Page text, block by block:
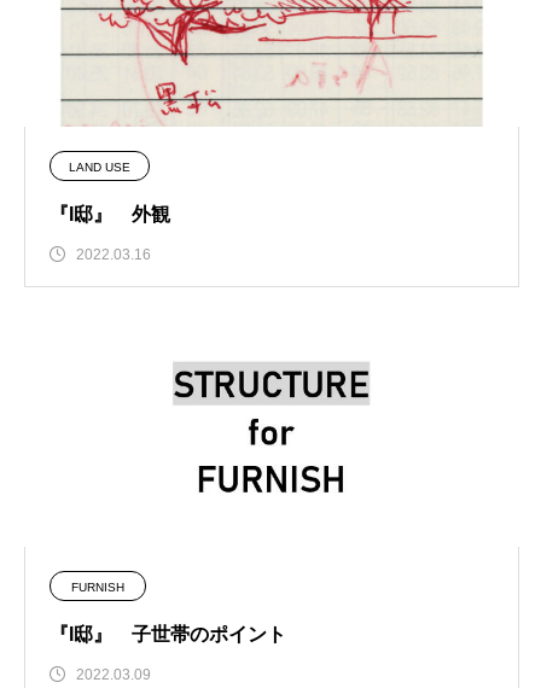
LAND USE
『I邸』 外観
2022.03.16
FURNISH
『I邸』 子世帯のポイント
2022.03.09